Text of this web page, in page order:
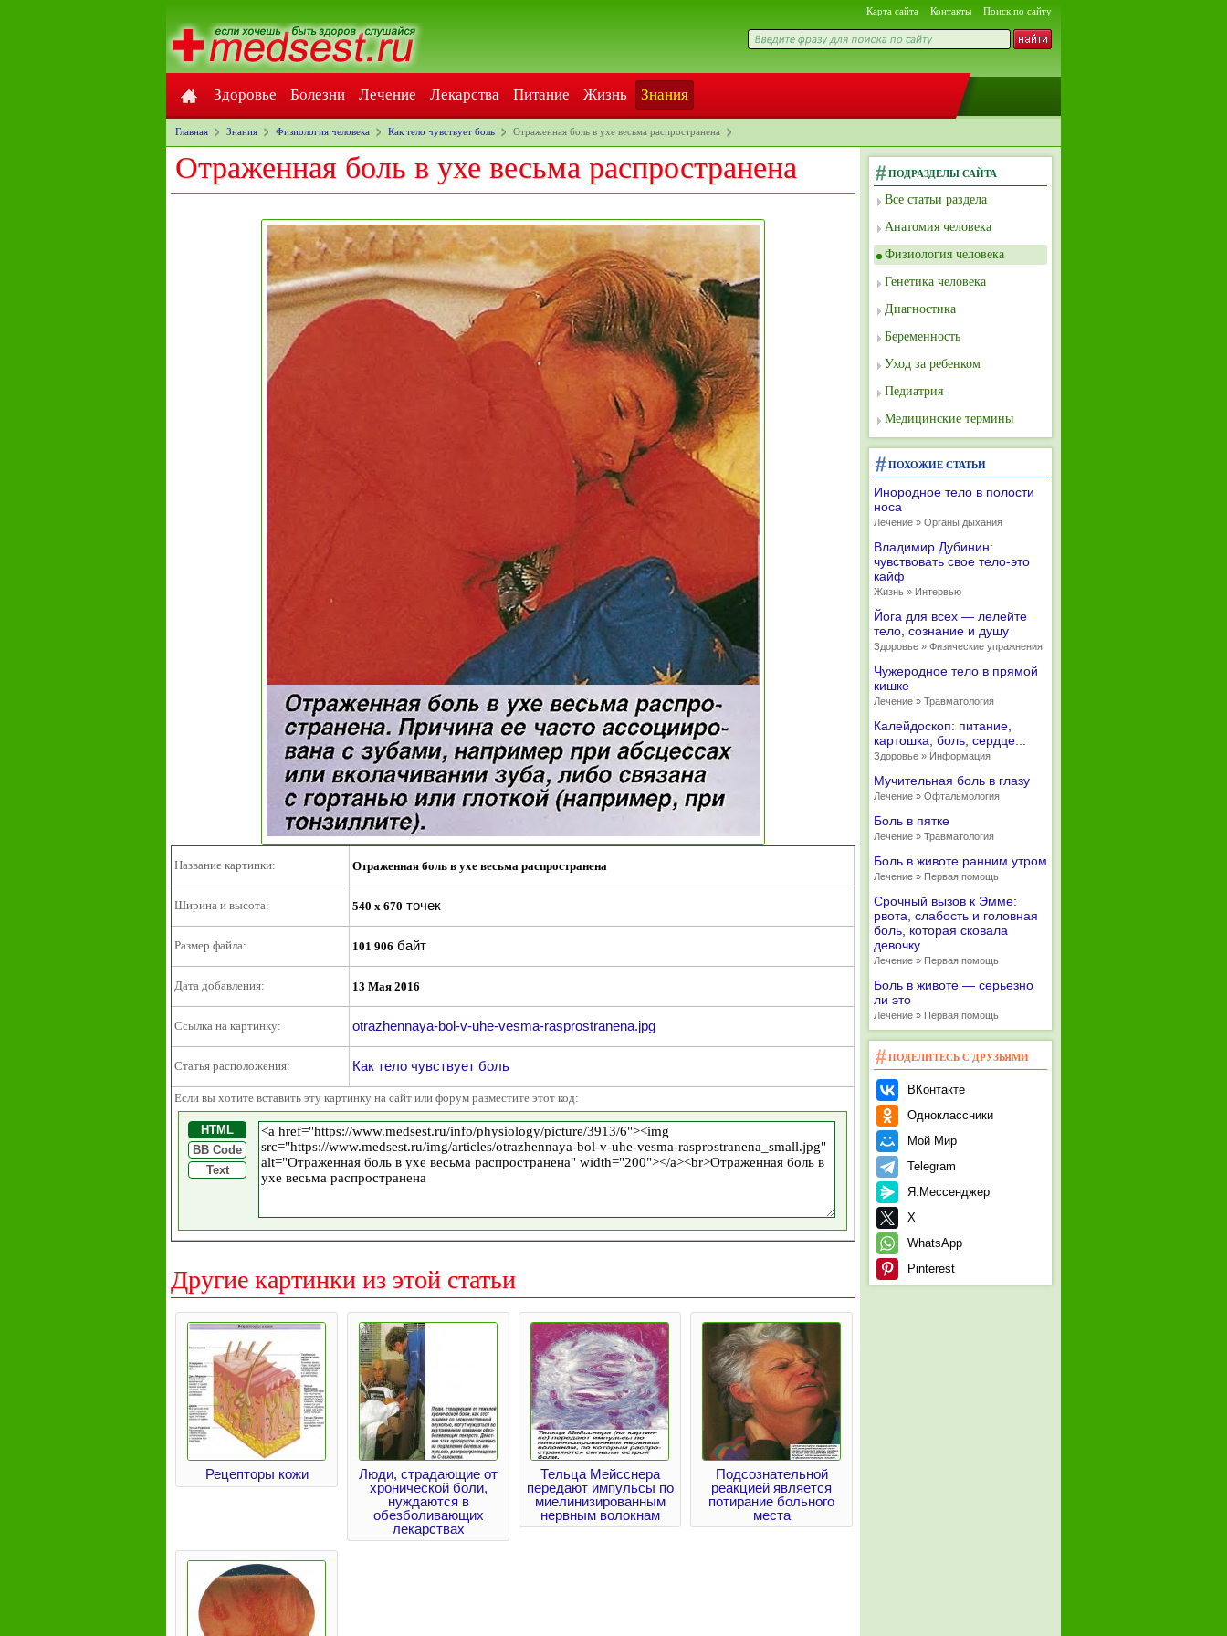
Карта сайта Контакты Поиск по сайту
Здоровье Болезни Лечение Лекарства Питание Жизнь Знания
Главная Знания Физиология человека Как тело чувствует боль Отраженная боль в ухе весьма распространена
Отраженная боль в ухе весьма распространена
Название картинки: Отраженная боль в ухе весьма распространена
Ширина и высота: 540 x 670 точек
Размер файла: 101 906 байт
Дата добавления: 13 Мая 2016
Ссылка на картинку: otrazhennaya-bol-v-uhe-vesma-rasprostranena.jpg
Статья расположения: Как тело чувствует боль
Если вы хотите вставить эту картинку на сайт или форум разместите этот код:
HTML
BB Code
Text
Другие картинки из этой статьи
Рецепторы кожи
Люди, страдающие от
хронической боли,
нуждаются в
обезболивающих
лекарствах
Тельца Мейсснера
передают импульсы по
миелинизированным
нервным волокнам
Подсознательной
реакцией является
потирание больного
места
ПОДРАЗДЕЛЫ САЙТА
Все статьи раздела
Анатомия человека
Физиология человека
Генетика человека
Диагностика
Беременность
Уход за ребенком
Педиатрия
Медицинские термины
ПОХОЖИЕ СТАТЬИ
Инородное тело в полости
носа
Лечение » Органы дыхания
Владимир Дубинин:
чувствовать свое тело-это
кайф
Жизнь » Интервью
Йога для всех — лелейте
тело, сознание и душу
Здоровье » Физические упражнения
Чужеродное тело в прямой
кишке
Лечение » Травматология
Калейдоскоп: питание,
картошка, боль, сердце...
Здоровье » Информация
Мучительная боль в глазу
Лечение » Офтальмология
Боль в пятке
Лечение » Травматология
Боль в животе ранним утром
Лечение » Первая помощь
Срочный вызов к Эмме:
рвота, слабость и головная
боль, которая сковала
девочку
Лечение » Первая помощь
Боль в животе — серьезно
ли это
Лечение » Первая помощь
ПОДЕЛИТЕСЬ С ДРУЗЬЯМИ
ВКонтакте
Одноклассники
Мой Мир
Telegram
Я.Мессенджер
X
WhatsApp
Pinterest